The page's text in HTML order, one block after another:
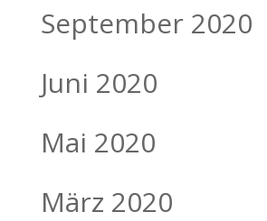
September 2020
Juni 2020
Mai 2020
März 2020